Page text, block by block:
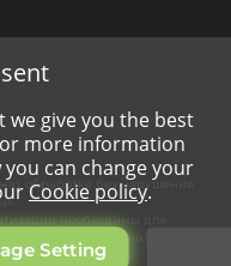
обработке без нарушения
необходимы для
сайта
we give you the best
more information
can change your
Cookie policy.
Setting